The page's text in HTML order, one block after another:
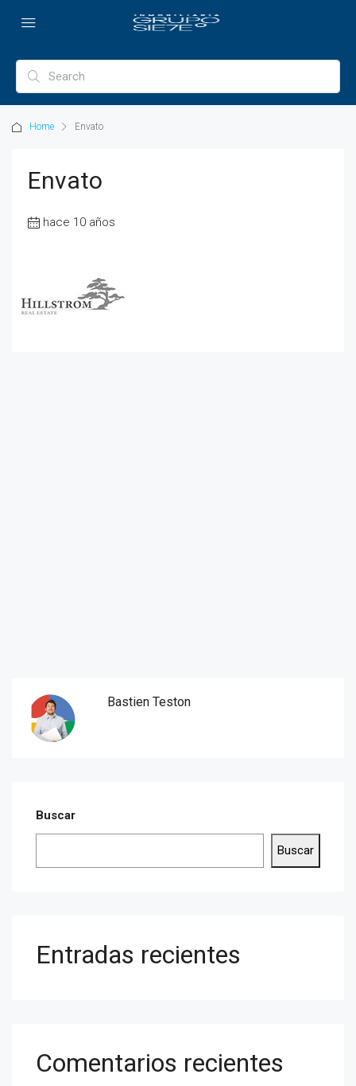
Home Envato
Envato
hace 10 años
Bastien Teston
Buscar
Buscar
Entradas recientes
Comentarios recientes